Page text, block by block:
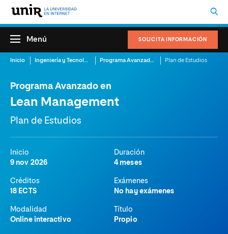
SOLICITA INFORMACIÓN
Menú
Inicio Ingeniería y Tecnología Programa Avanzado en Lean Management Plan de Estudios
Programa Avanzado en
Lean Management
Plan de Estudios
Inicio
9 nov 2026
Duración
4 meses
Créditos
18 ECTS
Exámenes
No hay exámenes
Modalidad
Online interactivo
Título
Propio